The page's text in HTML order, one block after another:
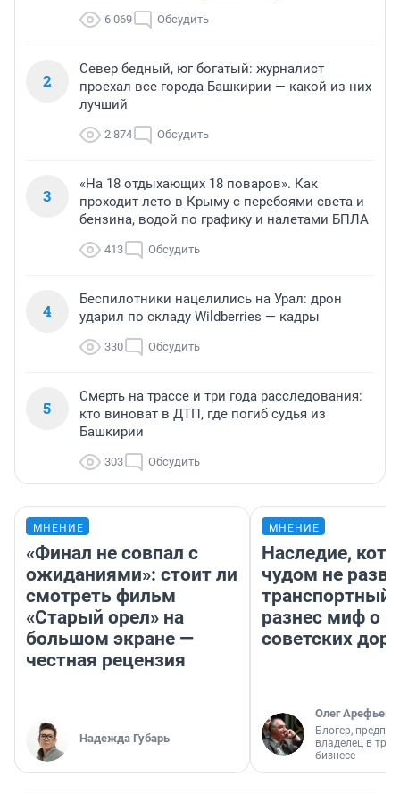
6 069 Обсудить
2
Север бедный, юг богатый: журналист
проехал все города Башкирии — какой из них
лучший
2 874 Обсудить
3
«На 18 отдыхающих 18 поваров». Как
проходит лето в Крыму с перебоями света и
бензина, водой по графику и налетами БПЛА
413 Обсудить
4
Беспилотники нацелились на Урал: дрон
ударил по складу Wildberries — кадры
330 Обсудить
5
Смерть на трассе и три года расследования:
кто виноват в ДТП, где погиб судья из
Башкирии
303 Обсудить
МНЕНИЕ
«Финал не совпал с
ожиданиями»: стоит ли
смотреть фильм
«Старый орел» на
большом экране —
честная рецензия
Надежда Губарь
МНЕНИЕ
Наследие,
чудом не
транспортный
разнес миф о
советских
Олег Арефьев
Блогер,
владелец в
бизнесе